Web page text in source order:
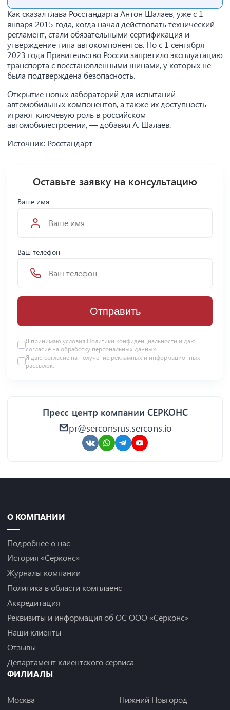
Как сказал глава Росстандарта Антон Шалаев, уже с 1
января 2015 года, когда начал действовать технический
регламент, стали обязательными сертификация и
утверждение типа автокомпонентов. Но с 1 сентября
2023 года Правительство России запретило эксплуатацию
транспорта с восстановленными шинами, у которых не
была подтверждена безопасность.
Открытие новых лабораторий для испытаний
автомобильных компонентов, а также их доступность
играют ключевую роль в российском
автомобилестроении, — добавил А. Шалаев.
Источник: Росстандарт
Оставьте заявку на консультацию
Ваше имя
Ваш телефон
Отправить
Я принимаю условия Политики конфиденциальности и даю
согласие на обработку персональных данных.
Я даю согласие на получение рекламных и информационных
рассылок.
Пресс-центр компании СЕРКОНС
pr@serconsrus.sercons.io
О КОМПАНИИ
Подробнее о нас
История «Серконс»
Журналы компании
Политика в области комплаенс
Аккредитация
Реквизиты и информация об ОС ООО «Серконс»
Наши клиенты
Отзывы
Департамент клиентского сервиса
ФИЛИАЛЫ
Москва
Нижний Новгород